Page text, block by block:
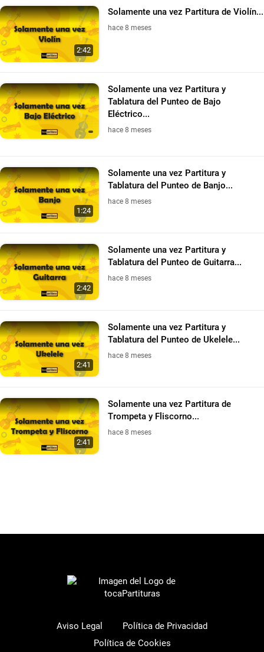
2:42
Solamente una vez Partitura de Violín...
hace 8 meses
Solamente una vez Partitura y
Tablatura del Punteo de Bajo
Eléctrico...
hace 8 meses
1:24
Solamente una vez Partitura y
Tablatura del Punteo de Banjo...
hace 8 meses
2:42
Solamente una vez Partitura y
Tablatura del Punteo de Guitarra...
hace 8 meses
2:41
Solamente una vez Partitura y
Tablatura del Punteo de Ukelele...
hace 8 meses
2:41
Solamente una vez Partitura de
Trompeta y Fliscorno...
hace 8 meses
Aviso Legal
Política de Privacidad
Política de Cookies